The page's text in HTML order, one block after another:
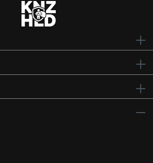
an der Stoßstange befestigen und
entfernen
dem 3M Klebeband ist dein
bei Geschwindigkeiten von
gesichert; kein Verrutschen auch
und Regen